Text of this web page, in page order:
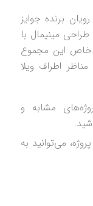
برنده جوایز
مینیمال با
خاص این مجموع
اطراف ویلا
مشابه و
می‌توانید به